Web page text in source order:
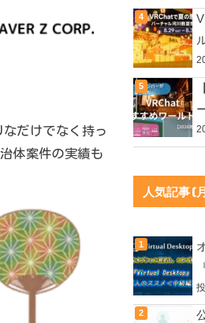
だけでなく持っ
体案件の実績も
人気記事(